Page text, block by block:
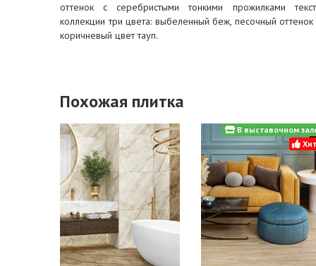
оттенок с серебристыми тонкими прожилками
коллекции три цвета: выбеленный беж, песочный
коричневый цвет тауп.
Похожая плитка
В выставочном